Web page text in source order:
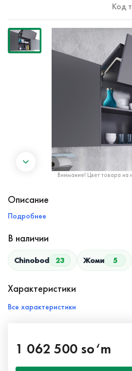
Код
Внимание! Цвет товара
Описание
Подробнее
В наличии
Chinobod 23 Жоми 5
Характеристики
Все характеристики
1 062 500 so‘m